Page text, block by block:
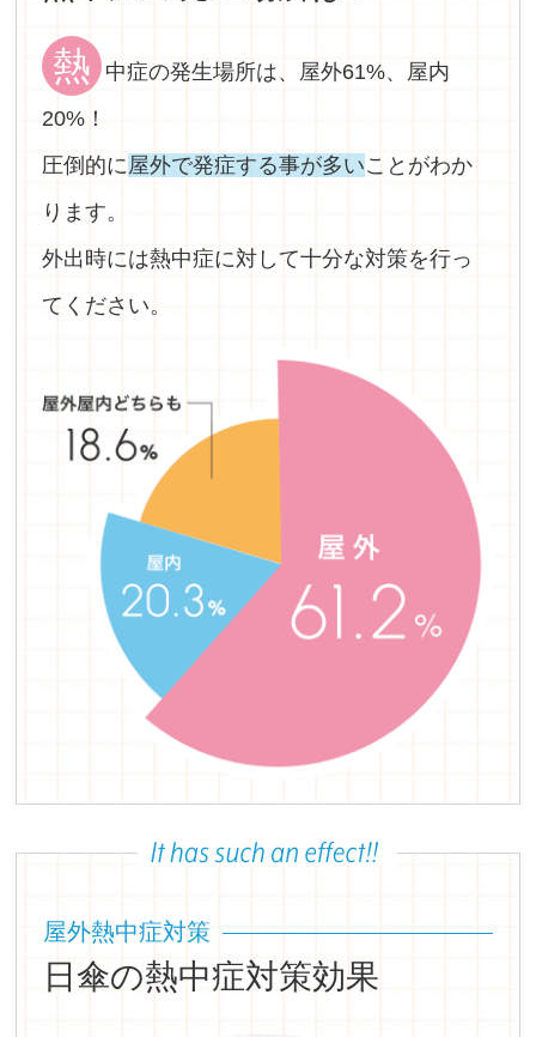
熱
中症の発生場所は、屋外61%、屋内
20%！
圧倒的に屋外で発症する事が多いことがわか
ります。
外出時には熱中症に対して十分な対策を行っ
てください。
屋外熱中症対策
日傘の熱中症対策効果